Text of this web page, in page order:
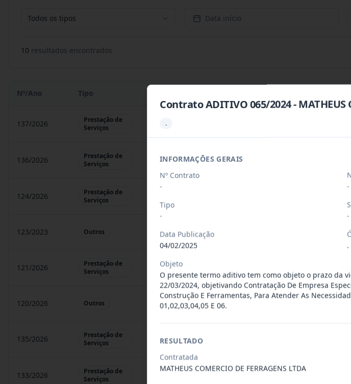
Todos os tipos Data início
10 resultados encontrados
Nº/Ano Tipo
137/2026
Prestação de
Serviços
Contratação De Prestação De Serviços De Artistas Locais: Art
136/2026
Prestação de
Serviços
Contratação De Prestação De Serviços De Artistas Locais: Art
124/2026
Prestação de
Serviços
123/2023 Outros Constitui objeto do presente contrato a Aquisição De Kit
121/2026
Prestação de
Serviços
Contratação De Prestação De Serviços De Artistas Locais: Art
120/2026 Outros CONTRATAÇÃO DE EMPRESA ESPECIALIZADA PARA
135/2026
Prestação de
Serviços
Credenciamento de oficinas mecânicas especializada para
133/2026
Prestação de
Serviços
Contrato ADITIVO 065/2024 - MATHEUS
.
INFORMAÇÕES GERAIS
Nº Contrato
-
-
Tipo
-
-
Data Publicação
04/02/2025
.
Objeto
O presente termo aditivo tem como objeto o prazo da
22/03/2024, objetivando Contratação De Empresa
Construção E Ferramentas, Para Atender As
01,02,03,04,05 E 06.
RESULTADO
Contratada
MATHEUS COMERCIO DE FERRAGENS LTDA